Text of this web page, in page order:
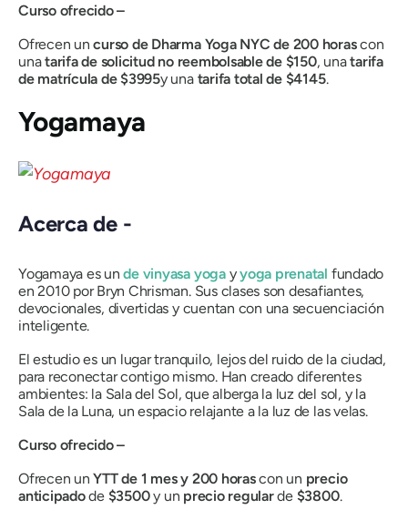
Curso ofrecido –
Ofrecen uncurso de Dharma Yoga NYC de 200 horascon
unatarifa de solicitud no reembolsable de $150, unatarifa
de matrícula de $3995y una tarifa total de $4145.
Yogamaya
Acerca de -
Yogamaya es unde vinyasa yogayyoga prenatal fundado
en 2010 por Bryn Chrisman. Sus clases son desafiantes,
devocionales, divertidas y cuentan con una secuenciación
inteligente.
El estudio es un lugar tranquilo, lejos del ruido de la ciudad,
para reconectar contigo mismo. Han creado diferentes
ambientes: la Sala del Sol, que alberga la luz del sol, y la
Sala de la Luna, un espacio relajante a la luz de las velas.
Curso ofrecido –
Ofrecen unYTT de 1 mes y 200 horascon un precio
anticipadode $3500y un precio regularde$3800.